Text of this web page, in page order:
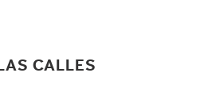
CALLES